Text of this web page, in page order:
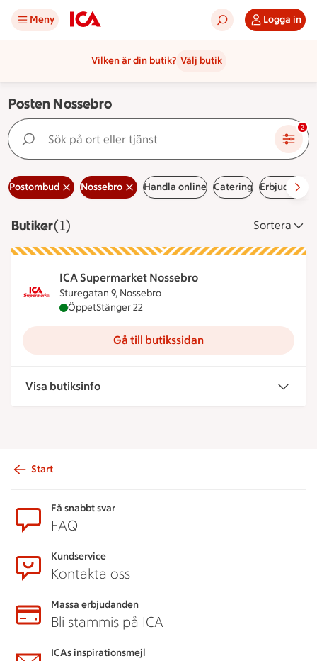
Meny Logga in
Vilken är din butik? Välj butik
Posten Nossebro
Sök på ort eller tjänst 2
Postombud Nossebro Handla online Catering Erbjudanden
ButikerVisar 1 stycken
(1) Sortera
ICA Supermarket Nossebro
Sturegatan 9, Nossebro
ICA Supermarket Nossebro är öppen nu, stänger
ÖppetStänger 22
Gå till butikssidan
Visa butiksinfo
Start
Få snabbt svar
FAQ
Kundservice
Kontakta oss
Massa erbjudanden
Bli stammis på ICA
ICAs inspirationsmejl